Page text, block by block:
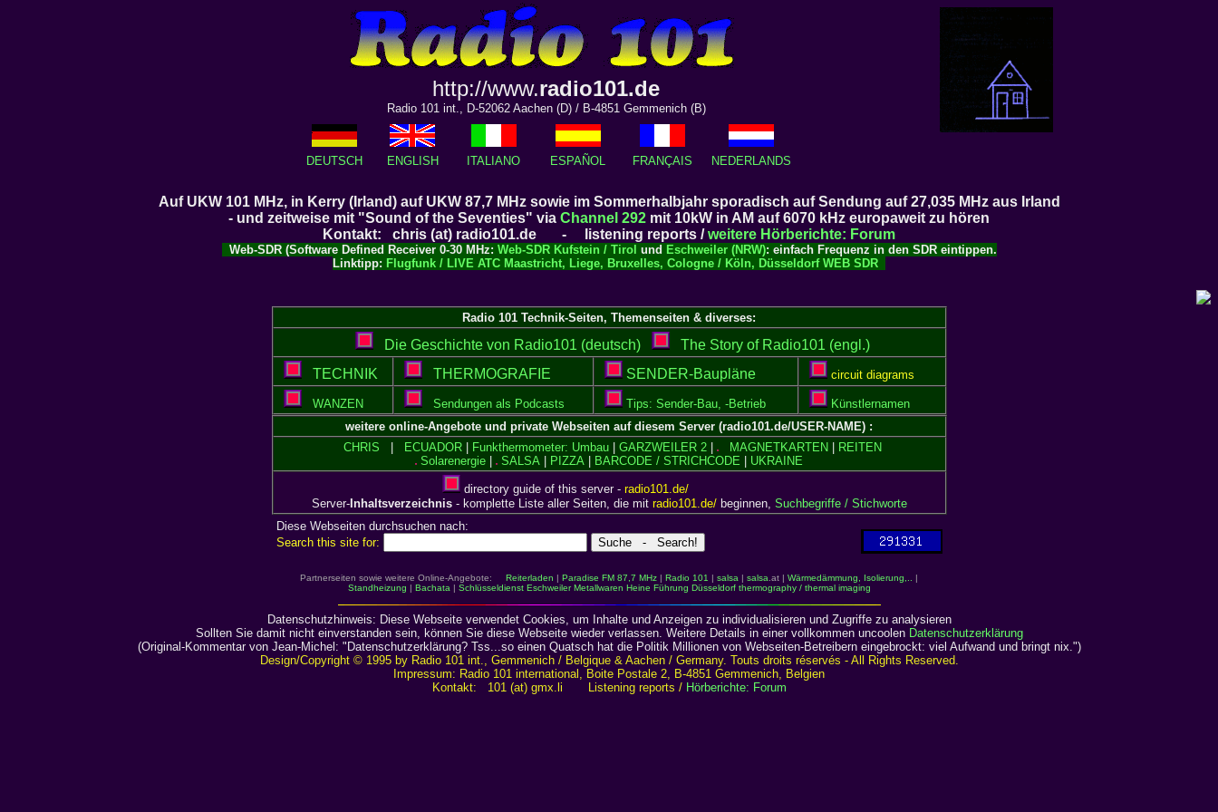
http://www.radio101.de
Radio 101 int., D-52062 Aachen (D) / B-4851 Gemmenich (B)
DEUTSCH ENGLISH ITALIANO ESPAÑOL FRANÇAIS NEDERLANDS
Auf UKW 101 MHz, in Kerry (Irland) auf UKW 87,7 MHz sowie im Sommerhalbjahr sporadisch auf Sendung auf 27,035 MHz aus Irland
- und zeitweise mit "Sound of the Seventies" via Channel 292 mit 10kW in AM auf 6070 kHz europaweit zu hören
Kontakt: chris (at) radio101.de - listening reports /weitere Hörberichte: Forum
Web-SDR (Software Defined Receiver 0-30 MHz: Web-SDR Kufstein / Tirol und Eschweiler (NRW): einfach Frequenz in den SDR eintippen.
Linktipp: Flugfunk / LIVE ATC Maastricht, Liege, Bruxelles, Cologne / Köln, Düsseldorf WEB SDR
Radio 101 Technik-Seiten, Themenseiten & diverses:
Die Geschichte von Radio101 (deutsch)
The Story of Radio101 (engl.)
TECHNIK
THERMOGRAFIE SENDER-Baupläne circuit diagrams
WANZEN Sendungen als Podcasts Tips: Sender-Bau, -Betrieb
Künstlernamen
weitere online-Angebote und private Webseiten auf diesem Server (radio101.de/USER-NAME) :
CHRIS | ECUADOR | Funkthermometer: Umbau | GARZWEILER 2 | MAGNETKARTEN | REITEN
Solarenergie | SALSA | PIZZA | BARCODE / STRICHCODE | UKRAINE
directory guide of this server - radio101.de/
Server-Inhaltsverzeichnis - komplette Liste aller Seiten, die mit radio101.de/ beginnen, Suchbegriffe / Stichworte
Diese Webseiten durchsuchen nach:
Search this site for:
Partnerseiten sowie weitere Online-Angebote: Reiterladen | Paradise FM 87,7 MHz | Radio 101 | salsa | salsa .at | Wärmedämmung, Isolierung,..
|
Standheizung | Bachata | Schlüsseldienst Eschweiler Metallwaren Heine Führung Düsseldorf thermography / thermal imaging
Datenschutzhinweis: Diese Webseite verwendet Cookies, um Inhalte und Anzeigen zu individualisieren und Zugriffe zu analysieren
Sollten Sie damit nicht einverstanden sein, können Sie diese Webseite wieder verlassen. Weitere Details in einer vollkommen uncoolen Datenschutzerklärung
(Original-Kommentar von Jean-Michel: "Datenschutzerklärung? Tss...so einen Quatsch hat die Politik Millionen von Webseiten-Betreibern eingebrockt: viel Aufwand und bringt nix.")
Design/Copyright © 1995 by Radio 101 int., Gemmenich / Belgique & Aachen / Germany. Touts droits réservés - All Rights Reserved.
Impressum: Radio 101 international, Boite Postale 2, B-4851 Gemmenich, Belgien
Kontakt: 101 (at) gmx.li Listening reports / Hörberichte: Forum